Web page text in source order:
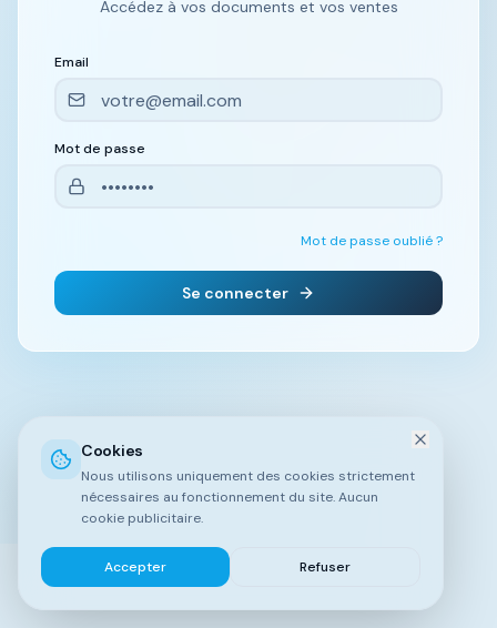
Accédez à vos documents et vos ventes
Email
Mot de passe
Mot de passe oublié ?
Se connecter
Cookies
Nous utilisons uniquement des cookies strictement
nécessaires au fonctionnement du site. Aucun
cookie publicitaire.
Accepter Refuser